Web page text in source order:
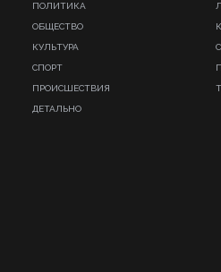
ПОЛИТИКА
ОБЩЕСТВО
КУЛЬТУРА
СПОРТ
ПРОИСШЕСТВИЯ
ДЕТАЛЬНО